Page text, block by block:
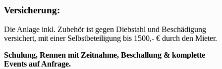
Versicherung:
Die Anlage inkl. Zubehör ist gegen Diebstahl und Beschädigung
versichert, mit einer Selbstbeteiligung bis 1500,- € durch den Mieter.
Schulung, Rennen mit Zeitnahme, Beschallung & komplette
Events auf Anfrage.